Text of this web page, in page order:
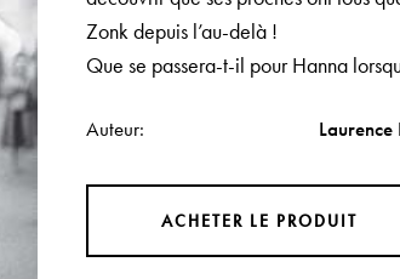
Zonk depuis l’au-delà !
Que se passera-t-il pour Hanna
Auteur Laurence
ACHETER LE PRODUIT